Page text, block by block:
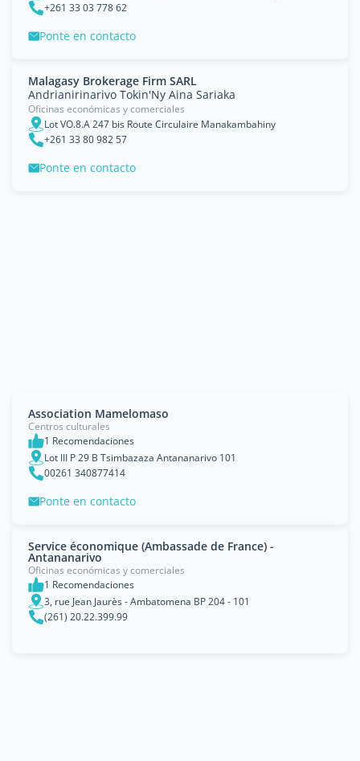
+261 33 03 778 62
Ponte en contacto
Malagasy Brokerage Firm SARL
Andrianirinarivo Tokin'Ny Aina Sariaka
Oficinas económicas y comerciales
Lot VO.8.A 247 bis Route Circulaire Manakambahiny
+261 33 80 982 57
Ponte en contacto
Association Mamelomaso
Centros culturales
1 Recomendaciones
Lot III P 29 B Tsimbazaza Antananarivo 101
00261 340877414
Ponte en contacto
Service économique (Ambassade de France) -
Antananarivo
Oficinas económicas y comerciales
1 Recomendaciones
3, rue Jean Jaurès - Ambatomena BP 204 - 101
(261) 20.22.399.99